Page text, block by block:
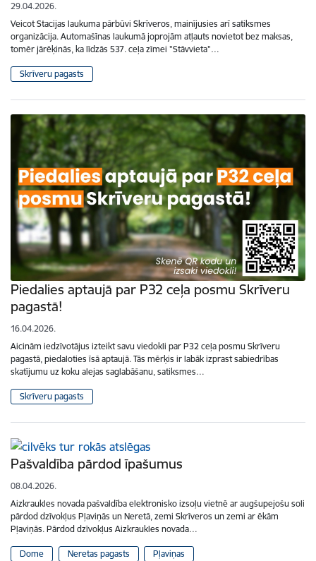
29.04.2026.
Veicot Stacijas laukuma pārbūvi Skrīveros, mainījusies arī satiksmes
organizācija. Automašīnas laukumā joprojām atļauts novietot bez maksas,
tomēr jārēķinās, ka līdzās 537. ceļa zīmei "Stāvvieta"…
Skrīveru pagasts
Piedalies aptaujā par P32 ceļa posmu Skrīveru
pagastā!
16.04.2026.
Aicinām iedzīvotājus izteikt savu viedokli par P32 ceļa posmu Skrīveru
pagastā, piedaloties īsā aptaujā. Tās mērķis ir labāk izprast sabiedrības
skatījumu uz koku alejas saglabāšanu, satiksmes…
Skrīveru pagasts
Pašvaldība pārdod īpašumus
08.04.2026.
Aizkraukles novada pašvaldība elektronisko izsoļu vietnē ar augšupejošu soli
pārdod dzīvokļus Pļaviņās un Neretā, zemi Skrīveros un zemi ar ēkām
Pļaviņās. Pārdod dzīvokļus Aizkraukles novada…
Dome Neretas pagasts Pļaviņas